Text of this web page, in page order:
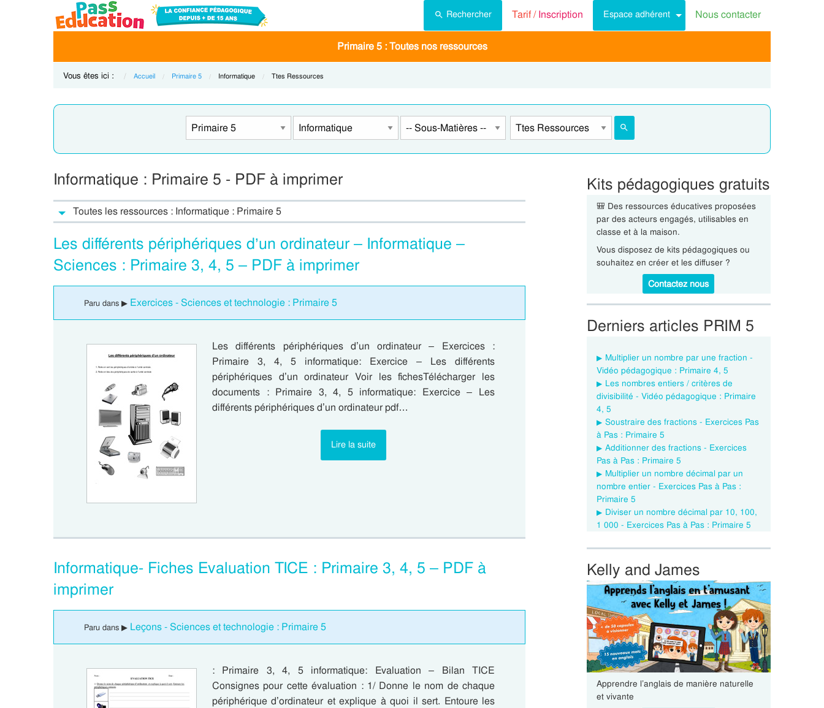
Rechercher Tarif /Inscription Espace adhérent Nous contacter
Primaire 5 : Toutes nos ressources
Vous êtes ici : Accueil Primaire 5 Current:
Informatique Current:
Ttes Ressources
Informatique : Primaire 5 - PDF à imprimer
Toutes les ressources : Informatique : Primaire 5
Les différents périphériques d’un ordinateur – Informatique –
Sciences : Primaire 3, 4, 5 – PDF à imprimer
Paru dans ▶ Exercices - Sciences et technologie : Primaire 5
Les différents périphériques d’un ordinateur – Exercices :
Primaire 3, 4, 5 informatique: Exercice – Les différents
périphériques d’un ordinateur Voir les fichesTélécharger les
documents : Primaire 3, 4, 5 informatique: Exercice – Les
différents périphériques d’un ordinateur pdf…
Lire la suite
Informatique- Fiches Evaluation TICE : Primaire 3, 4, 5 – PDF à
imprimer
Paru dans ▶ Leçons - Sciences et technologie : Primaire 5
: Primaire 3, 4, 5 informatique: Evaluation – Bilan TICE
Consignes pour cette évaluation : 1/ Donne le nom de chaque
périphérique d’ordinateur et explique à quoi il sert. Entoure les
Kits pédagogiques gratuits
🎒 Des ressources éducatives proposées
par des acteurs engagés, utilisables en
classe et à la maison.
Vous disposez de kits pédagogiques ou
souhaitez en créer et les diffuser ?
Contactez nous
Derniers articles PRIM 5
Multiplier un nombre par une fraction -
Vidéo pédagogique : Primaire 4, 5
Les nombres entiers / critères de
divisibilité - Vidéo pédagogique : Primaire
4, 5
Soustraire des fractions - Exercices Pas
à Pas : Primaire 5
Additionner des fractions - Exercices
Pas à Pas : Primaire 5
Multiplier un nombre décimal par un
nombre entier - Exercices Pas à Pas :
Primaire 5
Diviser un nombre décimal par 10, 100,
1 000 - Exercices Pas à Pas : Primaire 5
Kelly and James
Apprendre l’anglais de manière naturelle
et vivante